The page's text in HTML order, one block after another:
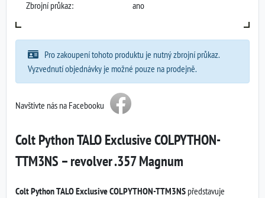
Zbrojní průkaz:
ano
Pro zakoupení tohoto produktu je nutný zbrojní průkaz.
Vyzvednutí objednávky je možné pouze na prodejně.
Navštivte nás na Facebooku
Colt Python TALO Exclusive COLPYTHON-
TTM3NS – revolver .357 Magnum
Colt Python TALO Exclusive COLPYTHON-TTM3NS představuje